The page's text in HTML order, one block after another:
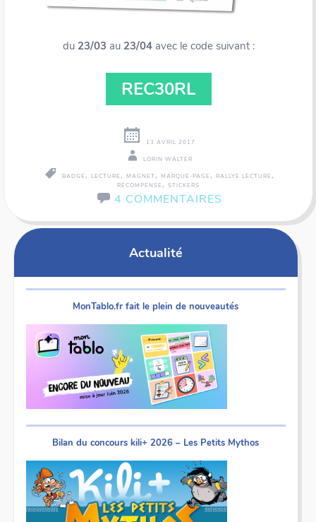
du 23/03 au 23/04avec le code suivant :
REC30RL
13 AVRIL 2017
LORIN WALTER
BADGE , LECTURE , MAGNET, MARQUE-PAGE , RALLYE LECTURE ,
RÉCOMPENSE , STICKERS
4 COMMENTAIRES
Actualité
MonTablo.fr fait le plein de nouveautés
Bilan du concours kili+ 2026 – Les Petits Mythos